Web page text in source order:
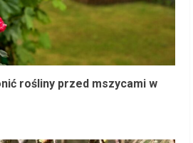
rośliny przed mszycami w